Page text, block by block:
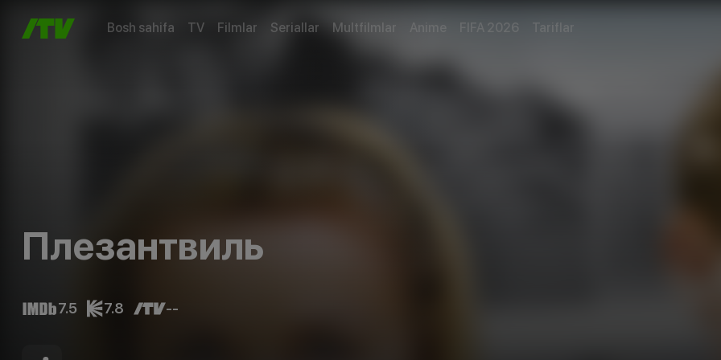
Bosh sahifa TV Filmlar Seriallar Multfilmlar Anime FIFA 2026 Tariflar
Плезантвиль
7.5 7.8 --